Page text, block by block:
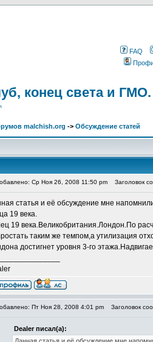
FAQ
конец света и
malchish.org -> Обсуждение статей
Ср Ноя 26, 2008 11:50 pm Заголовок
статья и её обсуждение мне
19 века.
19 века.Великобритания.Лондон.По
таким же темпом,а утилизация
достигнет уровня 3-го
Пт Ноя 28, 2008 4:01 pm Заголовок
Dealer писал(а):